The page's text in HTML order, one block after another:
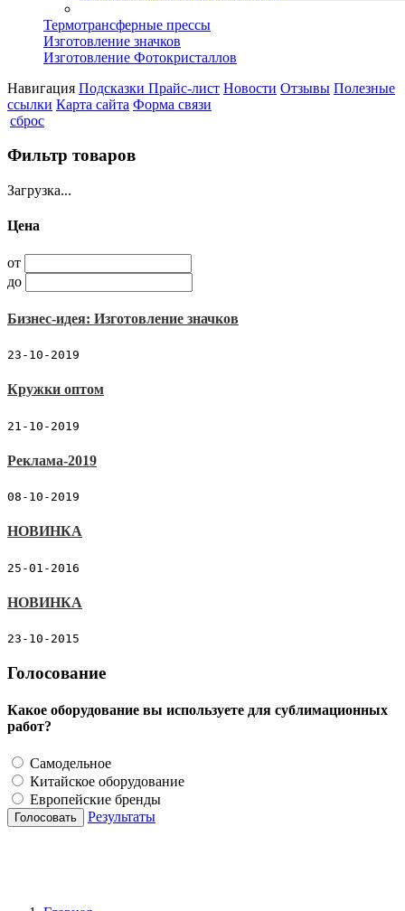
Термотрансферные прессы
Изготовление значков
Изготовление Фотокристаллов
Навигация Подсказки Прайс-лист Новости Отзывы Полезные
ссылки Карта сайта Форма связи
сброс
Фильтр товаров
Загрузка...
Цена
от
до
Бизнес-идея: Изготовление значков
23-10-2019
Кружки оптом
21-10-2019
Реклама-2019
08-10-2019
НОВИНКА
25-01-2016
НОВИНКА
23-10-2015
Голосование
Какое оборудование вы используете для сублимационных
работ?
Самодельное
Китайское оборудование
Европейские бренды
Голосовать Результаты